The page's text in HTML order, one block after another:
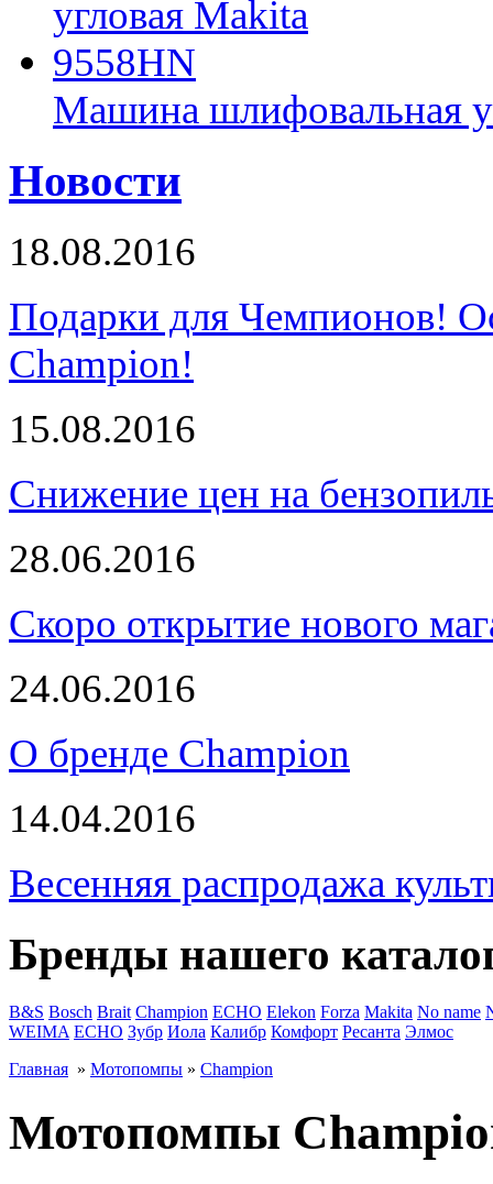
Машина шлифовальная
Новости
18.08.2016
Подарки для Чемпионов!
Champion!
15.08.2016
Снижение цен на
28.06.2016
Скоро открытие нового
24.06.2016
О бренде Champion
14.04.2016
Весенняя распродажа
Бренды нашего
B&S Bosch Brait Champion ECHO Elekon Forza Makita No name
WEIMA ЕСНО Зубр Иола Калибр Комфорт Ресанта Элмос
Главная » Мотопомпы » Champion
Мотопомпы